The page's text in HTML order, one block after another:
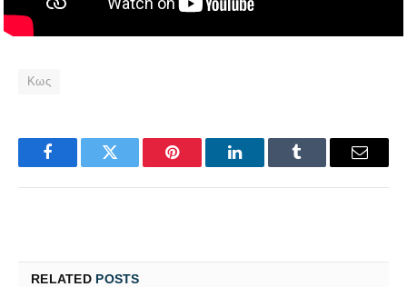
Κως
FacebookTwitter Pinterest LinkedInTumblr Email
RELATED POSTS